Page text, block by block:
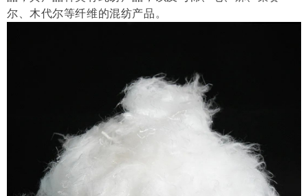
尔、木代尔等纤维的混纺产品。